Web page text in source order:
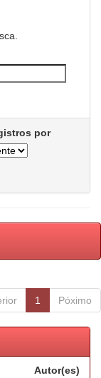
por
1 Póximo
Autor(es)